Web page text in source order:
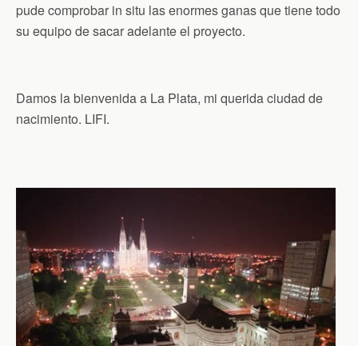
pude comprobar in situ las enormes ganas que tiene todo
su equipo de sacar adelante el proyecto.
Damos la bienvenida a La Plata, mi querida ciudad de
nacimiento. LIFI.